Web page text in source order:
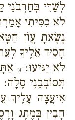
לְשַׁדִּי בְּחַרְבֹנֵי
לֹא כִסִּיתִי
נָשָׂאתָ עֲוֹן
חָסִיד אֵלֶיךָ
לֹא יַגִּיעוּ:
{ז}
תְּסוֹבְבֵנִי סֶלָה:
אִיעֲצָה עָלֶיךָ
הָבִין בְּמֶתֶג